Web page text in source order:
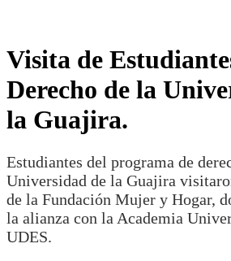
Visita de
Derecho de la
la Guajira.
Estudiantes del programa de
Universidad de la Guajira
de la Fundación Mujer y Hogar,
la alianza con la Academia
UDES.